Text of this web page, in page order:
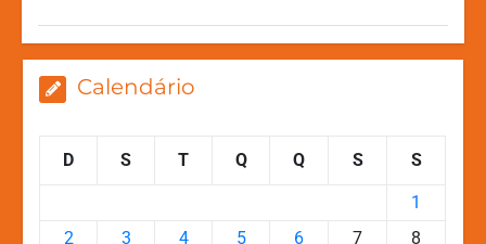
k
er
Calendário
D S T Q Q S S
1
2
3 4 5 6 7 8